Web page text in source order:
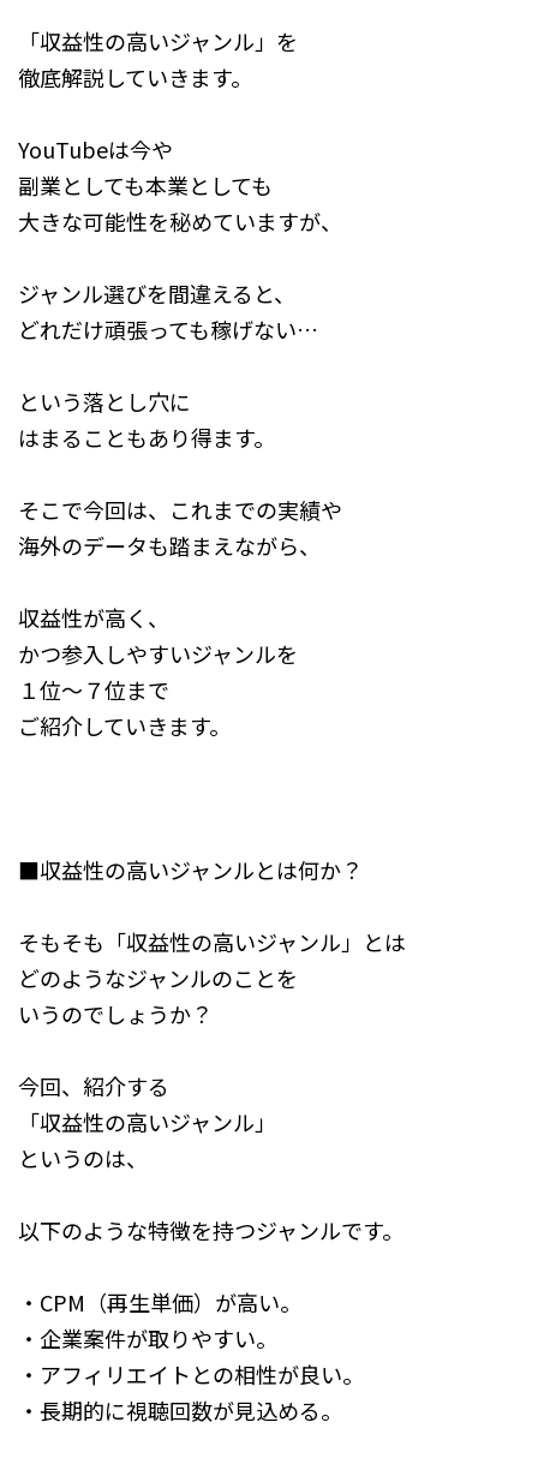
「収益性の高いジャンル」を
徹底解説していきます。
YouTubeは今や
副業としても本業としても
大きな可能性を秘めていますが、
ジャンル選びを間違えると、
どれだけ頑張っても稼げない…
という落とし穴に
はまることもあり得ます。
そこで今回は、これまでの実績や
海外のデータも踏まえながら、
収益性が高く、
かつ参入しやすいジャンルを
１位～７位まで
ご紹介していきます。
■収益性の高いジャンルとは何か？
そもそも「収益性の高いジャンル」とは
どのようなジャンルのことを
いうのでしょうか？
今回、紹介する
「収益性の高いジャンル」
というのは、
以下のような特徴を持つジャンルです。
・CPM（再生単価）が高い。
・企業案件が取りやすい。
・アフィリエイトとの相性が良い。
・長期的に視聴回数が見込める。